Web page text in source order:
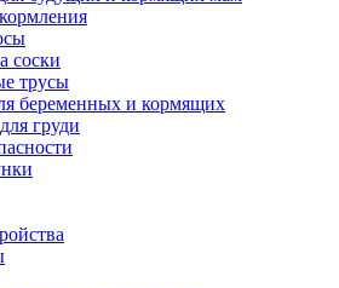
соски
трусы
беременных и кормящих
груди